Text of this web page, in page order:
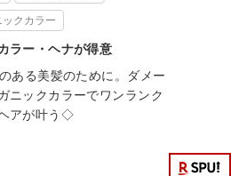
クカラー
ラー・ヘナが得意
ある美髪のために。ダメー
ニックカラーでワンランク
アが叶う◇